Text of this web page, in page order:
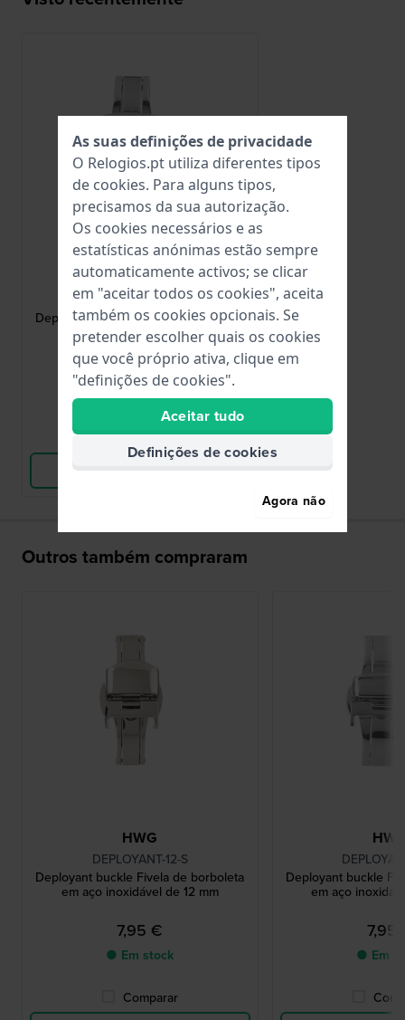
HWG
DEPLOYANT-16-S
Deployant buckle Fivela de borboleta
em aço inoxidável de 16 mm
7,95 €
● Em stock
Comparar
Ver produto
Outros também compraram
HWG
DEPLOYANT-12-S
Deployant buckle Fivela de borboleta
em aço inoxidável de 12 mm
7,95 €
● Em stock
Comparar
Deployant buckle
em aço
7,95
● Em
As suas definições de privacidade
O Relogios.pt utiliza diferentes tipos
de cookies. Para alguns tipos,
precisamos da sua autorização.
Os cookies necessários e as
estatísticas anónimas estão sempre
automaticamente activos; se clicar
em "aceitar todos os cookies", aceita
também os cookies opcionais. Se
pretender escolher quais os cookies
que você próprio ativa, clique em
"definições de cookies".
Aceitar tudo
Definições de cookies
Agora não